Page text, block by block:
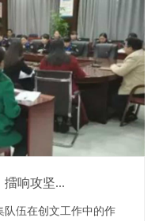
响攻坚...
队伍在创文工作中的作